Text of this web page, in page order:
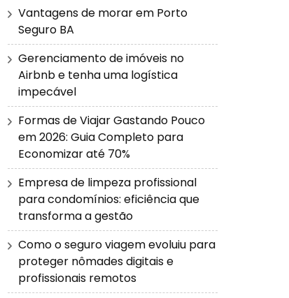
Vantagens de morar em Porto
Seguro BA
Gerenciamento de imóveis no
Airbnb e tenha uma logística
impecável
Formas de Viajar Gastando Pouco
em 2026: Guia Completo para
Economizar até 70%
Empresa de limpeza profissional
para condomínios: eficiência que
transforma a gestão
Como o seguro viagem evoluiu para
proteger nômades digitais e
profissionais remotos